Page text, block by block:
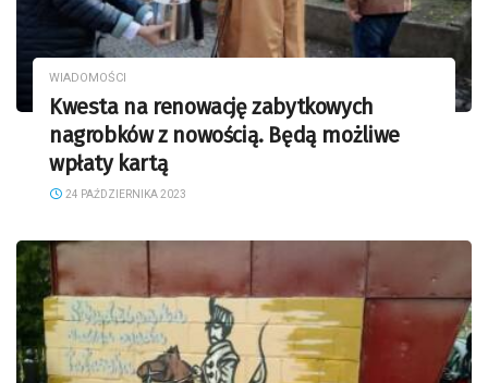
WIADOMOŚCI
Kwesta na renowację zabytkowych
nagrobków z nowością. Będą możliwe
wpłaty kartą
24 PAŹDZIERNIKA 2023